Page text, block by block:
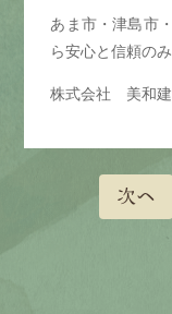
あま市・津島市
ら安心と信頼の
株式会社 美和
次へ